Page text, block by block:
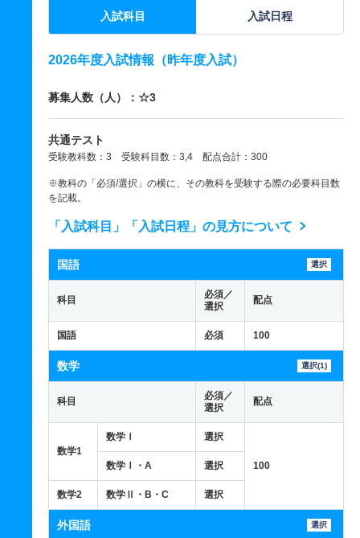
入試科目 入試日程
2026年度入試情報（昨年度入試）
募集人数（人）：☆3
共通テスト
受験教科数：3 受験科目数：3,4 配点合計：300
※教科の「必須/選択」の横に、その教科を受験する際の必要科目数
を記載。
「入試科目」「入試日程」の見方について
国語 選択
科目
必須／
選択
配点
国語 必須 100
数学 選択(1)
科目
必須／
選択
配点
数学1
数学Ⅰ 選択
100
数学Ⅰ・A 選択
数学2 数学Ⅱ・B・C 選択
外国語 選択